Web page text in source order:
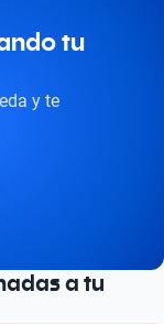
tu
y te
a tu